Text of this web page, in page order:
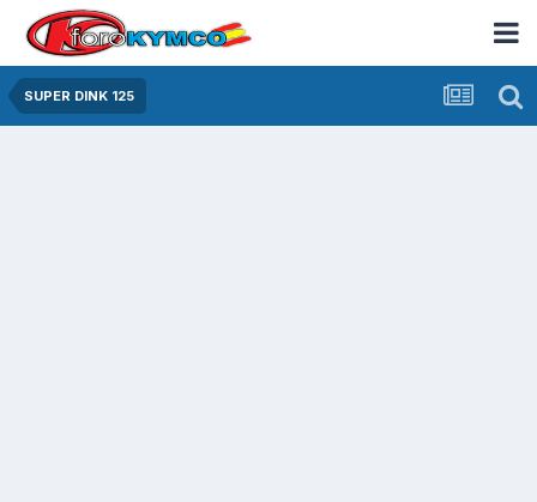
SUPER DINK 125